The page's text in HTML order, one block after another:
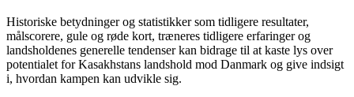
Historiske betydninger og statistikker som tidligere resultater,
målscorere, gule og røde kort, træneres tidligere erfaringer og
landsholdenes generelle tendenser kan bidrage til at kaste lys over
potentialet for Kasakhstans landshold mod Danmark og give indsigt
i, hvordan kampen kan udvikle sig.